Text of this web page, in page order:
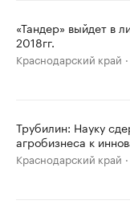
«Тандер» выйдет в
2018гг.
Краснодарский край
Трубилин: Науку
агробизнеса к
Краснодарский край